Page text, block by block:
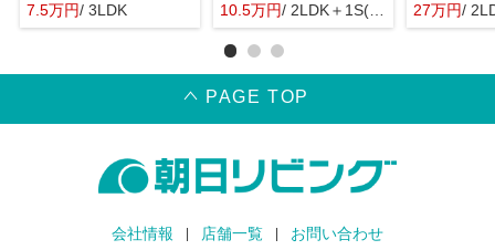
7.5万円/ 3LDK
10.5万円/ 2LDK＋1S(納戸)
27万円/
PAGE TOP
会社情報 店舗一覧
お問い合わせ